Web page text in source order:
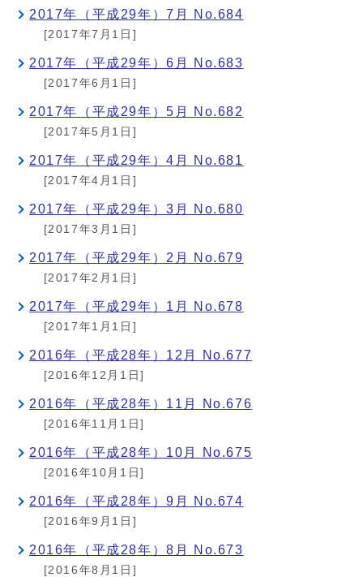
2017年（平成29年）7月 No.684
[2017年7月1日]
2017年（平成29年）6月 No.683
[2017年6月1日]
2017年（平成29年）5月 No.682
[2017年5月1日]
2017年（平成29年）4月 No.681
[2017年4月1日]
2017年（平成29年）3月 No.680
[2017年3月1日]
2017年（平成29年）2月 No.679
[2017年2月1日]
2017年（平成29年）1月 No.678
[2017年1月1日]
2016年（平成28年）12月 No.677
[2016年12月1日]
2016年（平成28年）11月 No.676
[2016年11月1日]
2016年（平成28年）10月 No.675
[2016年10月1日]
2016年（平成28年）9月 No.674
[2016年9月1日]
2016年（平成28年）8月 No.673
[2016年8月1日]